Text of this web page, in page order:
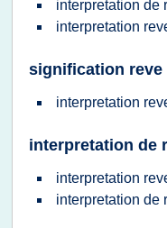
interpretation de
interpretation
signification reve
interpretation
interpretation de
interpretation
interpretation de